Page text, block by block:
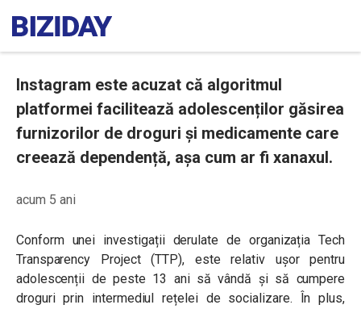
Instagram este acuzat că algoritmul
platformei facilitează adolescenților găsirea
furnizorilor de droguri și medicamente care
creează dependență, așa cum ar fi xanaxul.
acum 5 ani
Conform unei investigații derulate de organizația Tech
Transparency Project (TTP), este relativ ușor pentru
adolescenții de peste 13 ani să vândă și să cumpere
droguri prin intermediul rețelei de socializare. În plus,